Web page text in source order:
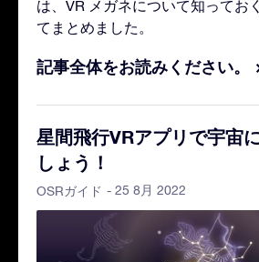
は、VR メガネについて知ってお
てまとめました。
記事全体をお読みください。
星間飛行VRアプリで宇宙
しょう！
OSRガイド - 25 8月 2022